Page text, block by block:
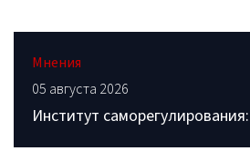
Мнения
05 августа 2026
Институт